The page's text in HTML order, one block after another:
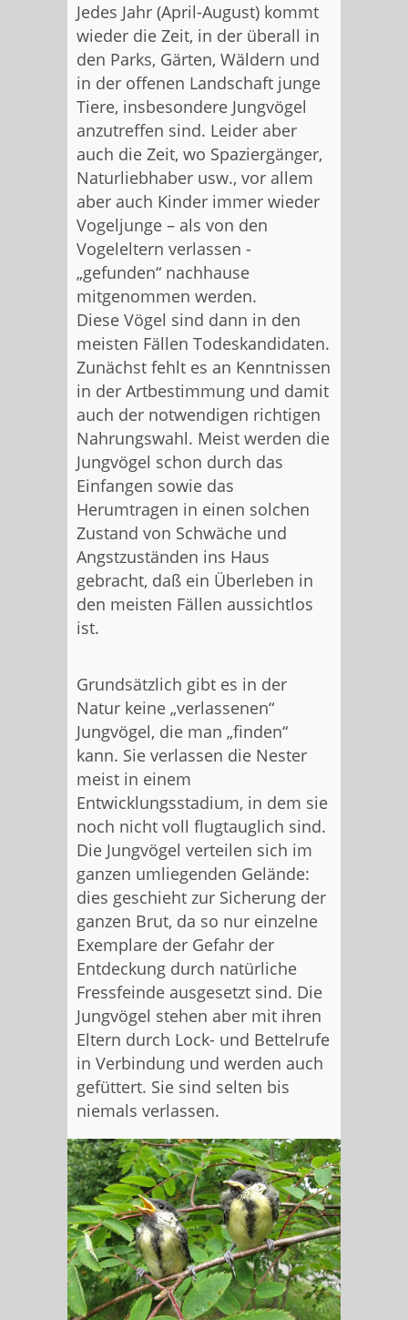
Jedes Jahr (April-August) kommt
wieder die Zeit, in der überall in
den Parks, Gärten, Wäldern und
in der offenen Landschaft junge
Tiere, insbesondere Jungvögel
anzutreffen sind. Leider aber
auch die Zeit, wo Spaziergänger,
Naturliebhaber usw., vor allem
aber auch Kinder immer wieder
Vogeljunge – als von den
Vogeleltern verlassen -
„gefunden“ nachhause
mitgenommen werden.
Diese Vögel sind dann in den
meisten Fällen Todeskandidaten.
Zunächst fehlt es an Kenntnissen
in der Artbestimmung und damit
auch der notwendigen richtigen
Nahrungswahl. Meist werden die
Jungvögel schon durch das
Einfangen sowie das
Herumtragen in einen solchen
Zustand von Schwäche und
Angstzuständen ins Haus
gebracht, daß ein Überleben in
den meisten Fällen aussichtlos
ist.
Grundsätzlich gibt es in der
Natur keine „verlassenen“
Jungvögel, die man „finden“
kann. Sie verlassen die Nester
meist in einem
Entwicklungsstadium, in dem sie
noch nicht voll flugtauglich sind.
Die Jungvögel verteilen sich im
ganzen umliegenden Gelände:
dies geschieht zur Sicherung der
ganzen Brut, da so nur einzelne
Exemplare der Gefahr der
Entdeckung durch natürliche
Fressfeinde ausgesetzt sind. Die
Jungvögel stehen aber mit ihren
Eltern durch Lock- und Bettelrufe
in Verbindung und werden auch
gefüttert. Sie sind selten bis
niemals verlassen.